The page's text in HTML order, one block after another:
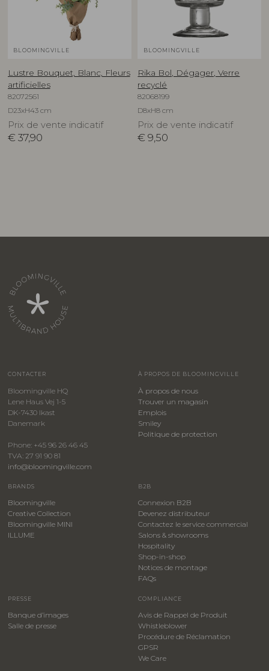
BLOOMINGVILLE
Lustre Bouquet, Blanc, Fleurs
artificielles
82072561
D23xH43 cm
Prix de vente indicatif
€ 37,90
BLOOMINGVILLE
Rika Bol, Dégager, Verre
recyclé
82068199
D8xH8 cm
Prix de vente indicatif
€ 9,50
CONTACTER
Bloomingville HQ
Lene Haus Vej 1-5
DK-7430 Ikast
Danemark
Phone: +45 96 26 46 45
TVA: 27 91 90 81
info@bloomingville.com
À PROPOS DE BLOOMINGVILLE
À propos de nous
Trouver un magasin
Emplois
Smiley
​Politique de protection
BRANDS
Bloomingville
Creative Collection
Bloomingville MINI
ILLUME
B2B
Connexion B2B
Devenez distributeur
Contactez le service commercial
Salons & showrooms
Hospitality
​Shop-in-shop
Notices de montage
FAQs
PRESSE
Banque d’images
Salle de presse
COMPLIANCE
Avis de Rappel de Produit
Whistleblower
​Procédure de Réclamation
GPSR
We Care